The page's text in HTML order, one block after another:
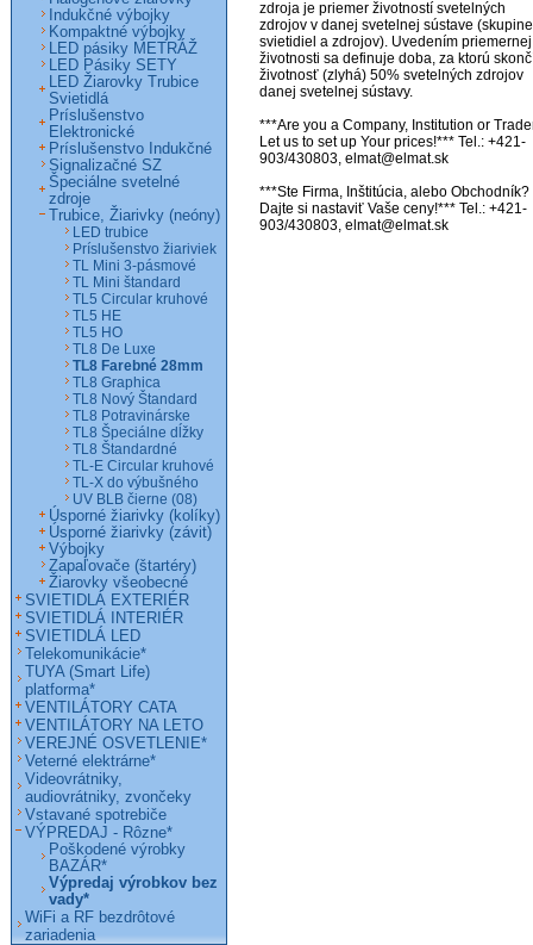
zdroja je priemer životností svetelných
zdrojov v danej svetelnej sústave (skupine
svietidiel a zdrojov). Uvedením priemernej
životnosti sa definuje doba, za ktorú
životnosť (zlyhá) 50% svetelných zdrojov
danej svetelnej sústavy.
***Are you a Company, Institution or
Let us to set up Your prices!*** Tel.: +421-
903/430803, elmat@elmat.sk
***Ste Firma, Inštitúcia, alebo Obchodník?
Dajte si nastaviť Vaše ceny!*** Tel.: +421-
903/430803, elmat@elmat.sk
Indukčné výbojky
Kompaktné výbojky
LED pásiky METRÁŽ
LED Pásiky SETY
LED Žiarovky Trubice
Svietidlá
Príslušenstvo
Elektronické
Príslušenstvo Indukčné
Signalizačné SZ
Špeciálne svetelné
zdroje
Trubice, Žiarivky (neóny)
LED trubice
Príslušenstvo žiariviek
TL Mini 3-pásmové
TL Mini štandard
TL5 Circular kruhové
TL5 HE
TL5 HO
TL8 De Luxe
TL8 Farebné 28mm
TL8 Graphica
TL8 Nový Štandard
TL8 Potravinárske
TL8 Špeciálne dĺžky
TL8 Štandardné
TL-E Circular kruhové
TL-X do výbušného
UV BLB čierne (08)
Úsporné žiarivky (kolíky)
Úsporné žiarivky (závit)
Výbojky
Zapaľovače (štartéry)
Žiarovky všeobecné
SVIETIDLÁ EXTERIÉR
SVIETIDLÁ INTERIÉR
SVIETIDLÁ LED
Telekomunikácie*
TUYA (Smart Life)
platforma*
VENTILÁTORY CATA
VENTILÁTORY NA LETO
VEREJNÉ OSVETLENIE*
Veterné elektrárne*
Videovrátniky,
audiovrátniky, zvončeky
Vstavané spotrebiče
VÝPREDAJ - Rôzne*
Poškodené výrobky
BAZÁR*
Výpredaj výrobkov bez
vady*
WiFi a RF bezdrôtové
zariadenia